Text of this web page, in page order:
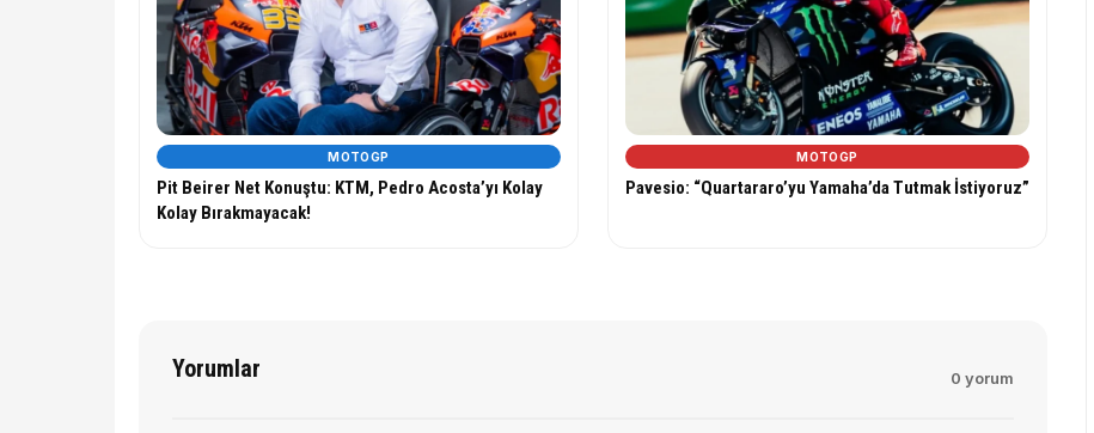
MOTOGP
Pit Beirer Net Konuştu: KTM, Pedro Acosta’yı Kolay
Kolay Bırakmayacak!
MOTOGP
Pavesio: “Quartararo’yu Yamaha’da Tutmak İstiyoruz”
Yorumlar 0 yorum